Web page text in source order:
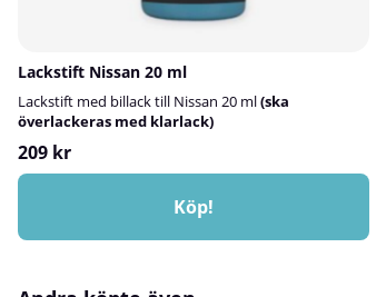
Lackstift Nissan 20 ml
Lackstift med billack till Nissan 20 ml(ska
överlackeras med klarlack)
209 kr
Köp!